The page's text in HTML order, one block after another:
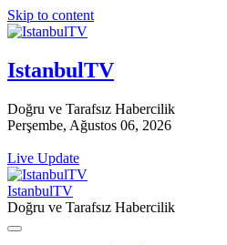
Skip to content
IstanbulTV
Doğru ve Tarafsız Habercilik
Perşembe, Ağustos 06, 2026
Live Update
IstanbulTV
Doğru ve Tarafsız Habercilik